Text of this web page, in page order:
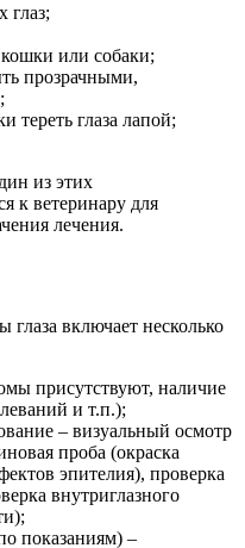
глаз;
или собаки;
прозрачными,
тереть глаза лапой;
из этих
к ветеринару для
лечения.
глаза включает несколько
присутствуют, наличие
и т.п.);
– визуальный осмотр
проба (окраска
эпителия), проверка
внутриглазного
показаниям) –